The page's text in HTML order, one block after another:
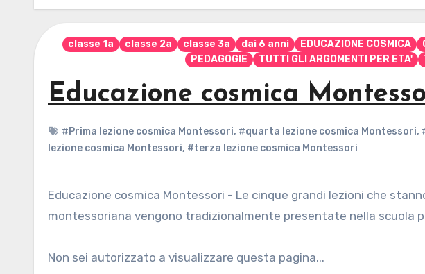
classe 1a classe 2a classe 3a dai 6 anni EDUCAZIONE COSMICA
PEDAGOGIE
TUTTI GLI ARGOMENTI PER ETA'
Educazione cosmica
#Prima lezione cosmica Montessori, #quarta lezione cosmica Montessori,
lezione cosmica Montessori, #terza lezione cosmica Montessori
Educazione cosmica Montessori - Le cinque grandi lezioni che stanno alla base dell’educazione cosmica
montessoriana vengono tradizionalmente presentate nella scuola
Non sei autorizzato a visualizzare questa pagina...